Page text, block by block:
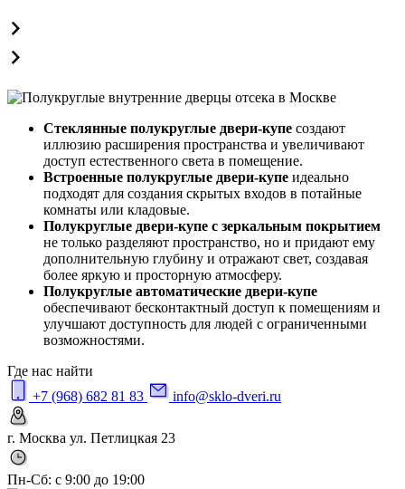
Стеклянные полукруглые двери-купе создают
иллюзию расширения пространства и увеличивают
доступ естественного света в помещение.
Встроенные полукруглые двери-купе идеально
подходят для создания скрытых входов в потайные
комнаты или кладовые.
Полукруглые двери-купе с зеркальным покрытием
не только разделяют пространство, но и придают ему
дополнительную глубину и отражают свет, создавая
более яркую и просторную атмосферу.
Полукруглые автоматические двери-купе
обеспечивают бесконтактный доступ к помещениям и
улучшают доступность для людей с ограниченными
возможностями.
Где нас найти
+7 (968) 682 81 83
info@sklo-dveri.ru
г. Москва ул. Петлицкая 23
Пн-Сб: с 9:00 до 19:00